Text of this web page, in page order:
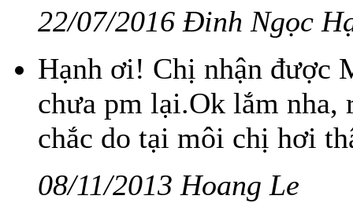
22/07/2016 Đinh Ngọc
Hạnh ơi! Chị nhận được
chưa pm lại.Ok lắm nha,
chắc do tại môi chị hơi
08/11/2013 Hoang Le